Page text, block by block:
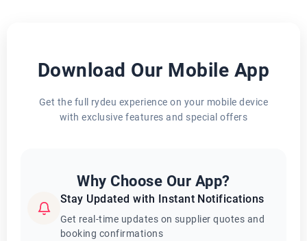
Download Our Mobile App
Get the full rydeu experience on your mobile device
with exclusive features and special offers
Why Choose Our App?
Stay Updated with Instant Notifications
Get real-time updates on supplier quotes and
booking confirmations